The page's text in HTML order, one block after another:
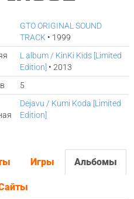
GTO ORIGINAL SOUND
TRACK • 1999
L album / KinKi Kids [Limited
Edition] • 2013
5
Dejavu / Kumi Koda [Limited
Edition]
Игры Альбомы